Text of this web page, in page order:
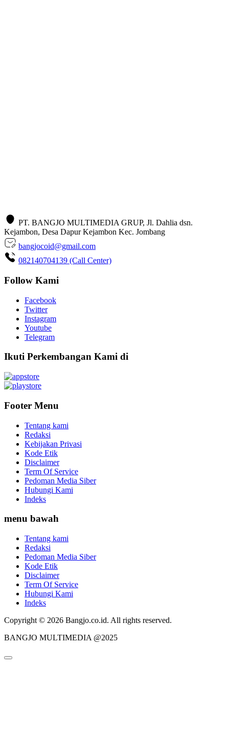
PT. BANGJO MULTIMEDIA GRUP, Jl. Dahlia dsn.
Kejambon, Desa Dapur Kejambon Kec. Jombang
bangjocoid@gmail.com
082140704139 (Call Center)
Follow Kami
Facebook
Twitter
Instagram
Youtube
Telegram
Ikuti Perkembangan Kami di
Footer Menu
Tentang kami
Redaksi
Kebijakan Privasi
Kode Etik
Disclaimer
Term Of Service
Pedoman Media Siber
Hubungi Kami
Indeks
menu bawah
Tentang kami
Redaksi
Pedoman Media Siber
Kode Etik
Disclaimer
Term Of Service
Hubungi Kami
Indeks
Copyright © 2026 Bangjo.co.id. All rights reserved.
BANGJO MULTIMEDIA @2025